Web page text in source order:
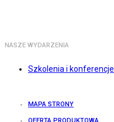
NASZE WYDARZENIA
Szkolenia i konferencje
MAPA STRONY